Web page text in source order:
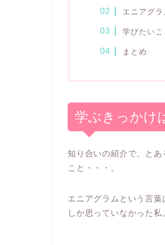
エニアグラ
学びたいこ
まとめ
学ぶきっかけ
知り合いの紹介で、と
こと・・・。
エニアグラムという言
しか思っていなかった私